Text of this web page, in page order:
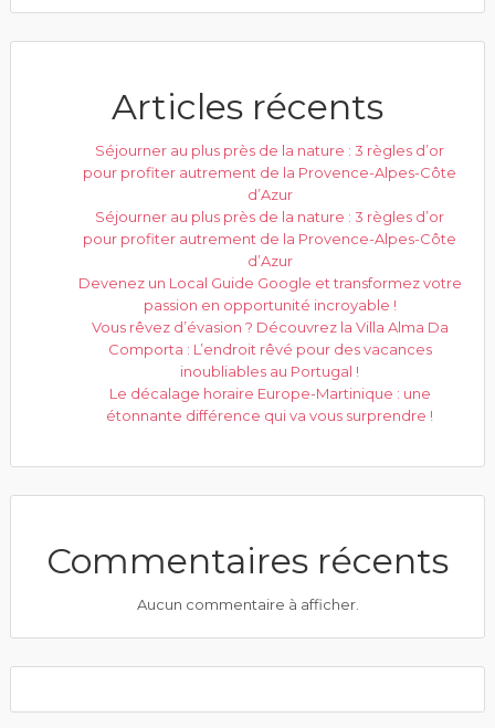
Articles récents
Séjourner au plus près de la nature : 3 règles d’or
pour profiter autrement de la Provence-Alpes-Côte
d’Azur
Séjourner au plus près de la nature : 3 règles d’or
pour profiter autrement de la Provence-Alpes-Côte
d’Azur
Devenez un Local Guide Google et transformez votre
passion en opportunité incroyable !
Vous rêvez d’évasion ? Découvrez la Villa Alma Da
Comporta : L’endroit rêvé pour des vacances
inoubliables au Portugal !
Le décalage horaire Europe-Martinique : une
étonnante différence qui va vous surprendre !
Commentaires récents
Aucun commentaire à afficher.